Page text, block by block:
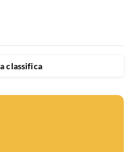
classifica